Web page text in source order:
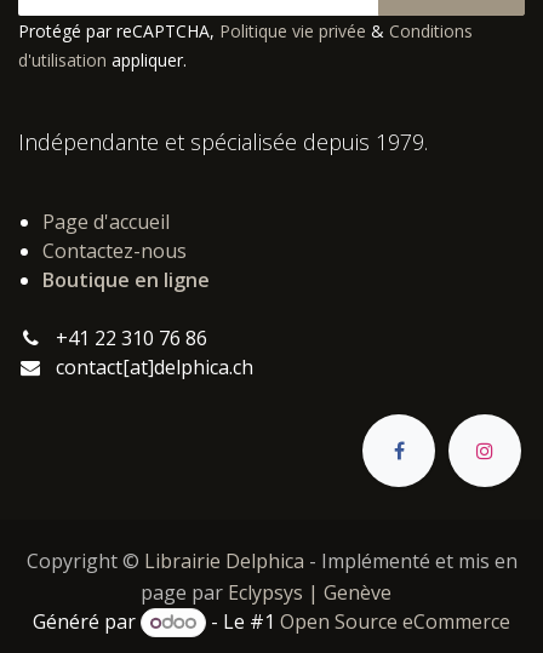
Protégé par reCAPTCHA, Politique vie privée & Conditions
d'utilisation appliquer.
Indépendante et spécialisée depuis 1979.
Page d'accueil
Contactez-nous
Boutique en ligne
+41 22 310 76 86
contact[at]delphica.ch
Copyright © Librairie Delphica - Implémenté et mis en
page par Eclypsys | Genève
Généré par
- Le #1Open Source eCommerce